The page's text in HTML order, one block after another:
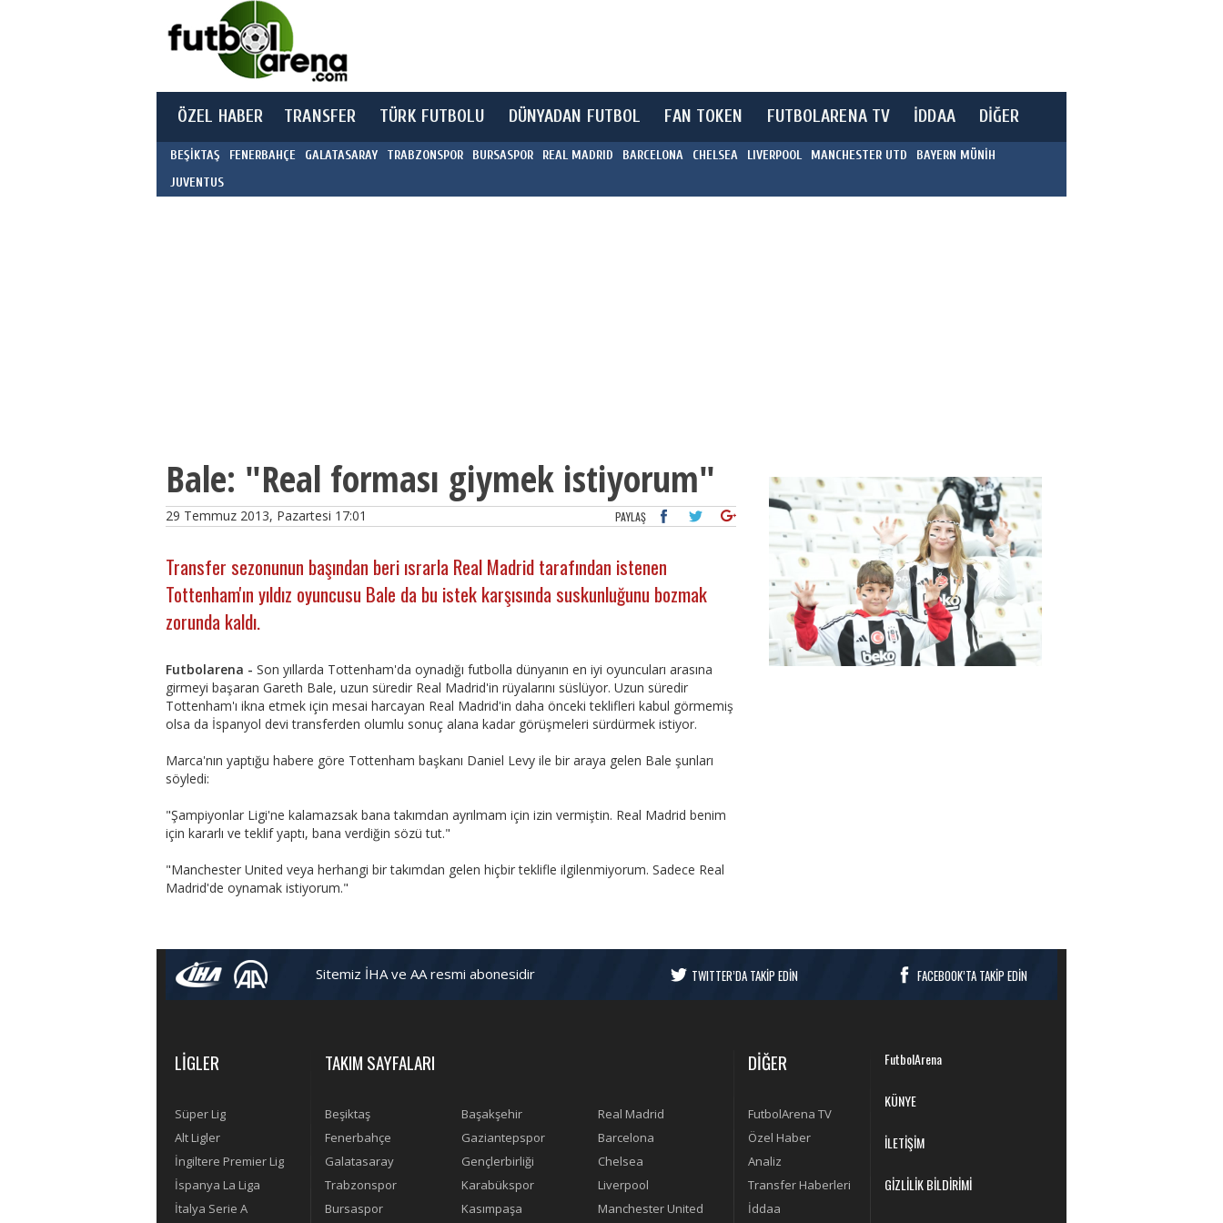
ÖZEL HABER TRANSFER TÜRK FUTBOLU DÜNYADAN FUTBOL FAN TOKEN FUTBOLARENA TV İDDAA DİĞER
BEŞİKTAŞ FENERBAHÇE GALATASARAY TRABZONSPOR BURSASPOR REAL MADRID BARCELONA CHELSEA LIVERPOOL MANCHESTER UTD
BAYERN MÜNİH
JUVENTUS
Bale: "Real forması giymek istiyorum"
29 Temmuz 2013, Pazartesi 17:01 PAYLAŞ
Transfer sezonunun başından beri ısrarla Real Madrid tarafından istenen
Tottenham'ın yıldız oyuncusu Bale da bu istek karşısında suskunluğunu bozmak
zorunda kaldı.
Futbolarena - Son yıllarda Tottenham'da oynadığı futbolla dünyanın en iyi oyuncuları arasına
girmeyi başaran Gareth Bale, uzun süredir Real Madrid'in rüyalarını süslüyor. Uzun süredir
Tottenham'ı ikna etmek için mesai harcayan Real Madrid'in daha önceki teklifleri kabul görmemiş
olsa da İspanyol devi transferden olumlu sonuç alana kadar görüşmeleri sürdürmek istiyor.
Marca'nın yaptığu habere göre Tottenham başkanı Daniel Levy ile bir araya gelen Bale şunları
söyledi:
"Şampiyonlar Ligi'ne kalamazsak bana takımdan ayrılmam için izin vermiştin. Real Madrid benim
için kararlı ve teklif yaptı, bana verdiğin sözü tut."
"Manchester United veya herhangi bir takımdan gelen hiçbir teklifle ilgilenmiyorum. Sadece Real
Madrid'de oynamak istiyorum."
Sitemiz İHA ve AA resmi abonesidir TWITTER’DA TAKİP EDİN FACEBOOK’TA TAKİP EDİN
LİGLER
Süper Lig
Alt Ligler
İngiltere Premier Lig
İspanya La Liga
İtalya Serie A
TAKIM SAYFALARI
Beşiktaş Başakşehir
Real Madrid
Fenerbahçe
Gaziantepspor
Barcelona
Galatasaray
Gençlerbirliği
Chelsea
Trabzonspor
Karabükspor
Liverpool
Bursaspor
Kasımpaşa Manchester United
DİĞER
FutbolArena TV
Özel Haber
Analiz
Transfer Haberleri
İddaa
FutbolArena
KÜNYE
İLETİŞİM
GİZLİLİK BİLDİRİMİ